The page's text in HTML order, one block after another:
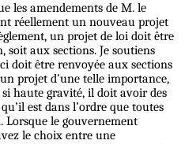
les amendements de M. le
réellement un nouveau projet
un projet de loi doit être
soit aux sections. Je soutiens
doit être renvoyée aux sections
projet d’une telle importance,
haute gravité, il doit avoir des
est dans l’ordre que toutes
Lorsque le gouvernement
le choix entre une